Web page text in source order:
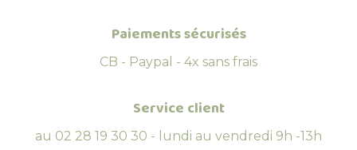
Paiements sécurisés
CB - Paypal - 4x sans frais
Service client
au 02 28 19 30 30 - lundi au vendredi 9h -13h